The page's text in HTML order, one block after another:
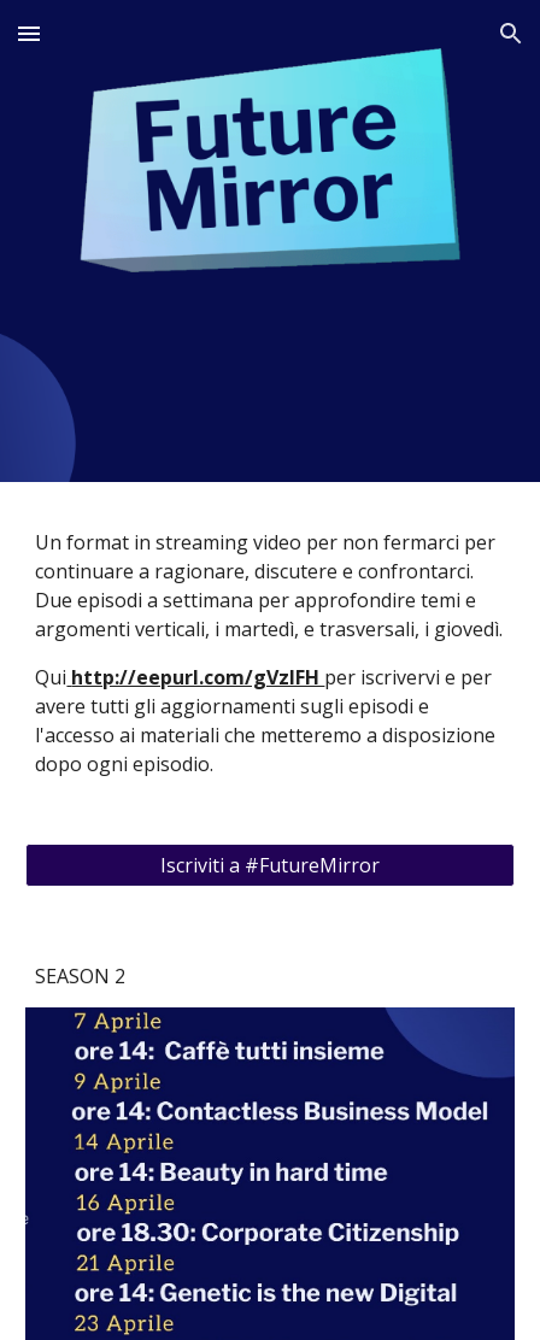
Skip to main content Skip to navigation
Un format in streaming video per non fermarci per
continuare a ragionare, discutere e confrontarci.
Due episodi a settimana per approfondire temi e
argomenti verticali, i martedì, e trasversali, i giovedì.
Qui http://eepurl.com/gVzIFH per iscrivervi e per
avere tutti gli aggiornamenti sugli episodi e
l'accesso ai materiali che metteremo a disposizione
dopo ogni episodio.
Iscriviti a #FutureMirror
SEASON 2